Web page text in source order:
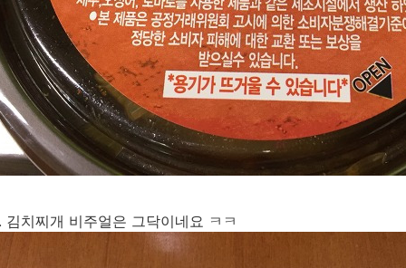
김치찌개 비주얼은 그닥이네요 ㅋㅋ